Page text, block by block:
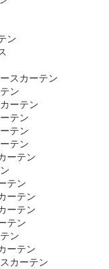
ン
スカーテン
ン
ーテン
テン
テン
テン
ーテン
テン
ーテン
ーテン
テン
ン
ーテン
カーテン